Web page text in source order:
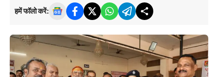
हमें फॉलो करें: